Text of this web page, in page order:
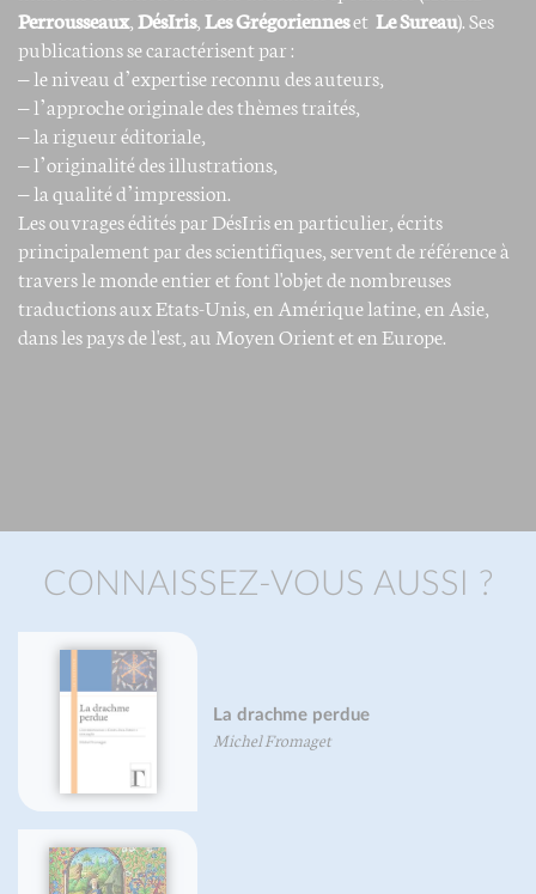
Perrousseaux,DésIris,Les Grégorienneset Le Sureau). Ses
publications se caractérisent par :
– le niveau d’expertise reconnu des auteurs,
– l’approche originale des thèmes traités,
– la rigueur éditoriale,
– l’originalité des illustrations,
– la qualité d’impression.
Les ouvrages édités par DésIris en particulier, écrits
principalement par des scientifiques, servent de référence à
travers le monde entier et font l'objet de nombreuses
traductions aux Etats-Unis, en Amérique latine, en Asie,
dans les pays de l'est, au Moyen Orient et en Europe.
CONNAISSEZ-VOUS AUSSI ?
cousins, je vous aime...
Line De Smet
Olivier Gaudant